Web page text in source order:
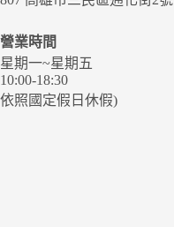
營業時間
星期一~星期五
10:00-18:30
依照國定假日休假)